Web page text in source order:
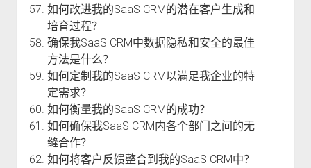
如何改进我的SaaS CRM的潜在客户生成和
培育过程？
确保我SaaS CRM中数据隐私和安全的最佳
方法是什么？
如何定制我的SaaS CRM以满足我企业的特
定需求？
如何衡量我的SaaS CRM的成功？
如何确保我SaaS CRM内各个部门之间的无
缝合作？
如何将客户反馈整合到我的SaaS CRM中？